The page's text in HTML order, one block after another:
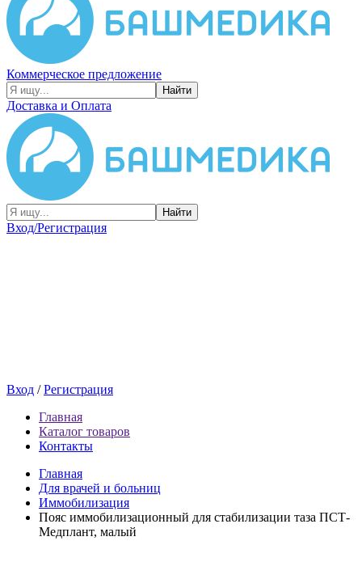
Коммерческое предложение
Найти
Доставка и Оплата
Найти
Вход/Регистрация
Вход /Регистрация
Главная
Каталог товаров
Контакты
Главная
Для врачей и больниц
Иммобилизация
Пояс иммобилизационный для стабилизации таза ПСТ-
Медплант, малый